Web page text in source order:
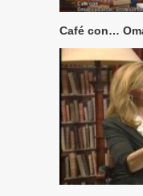
Café con…